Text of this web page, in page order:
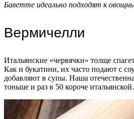
Баветте идеально подходят к
Вермичелли
Итальянские «червячки» толще
Как и букатини, их часто подают с
добавляют в супы. Наша
тоньше и раз в 50 короче итальянской.